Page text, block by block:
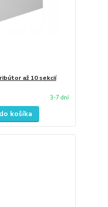
až 10 sekcií
3-7 dní
košíka